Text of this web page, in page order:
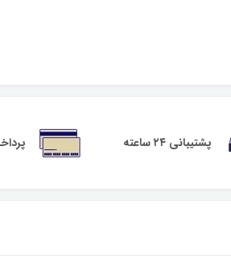
پشتیبانی ۲۴ ساعته